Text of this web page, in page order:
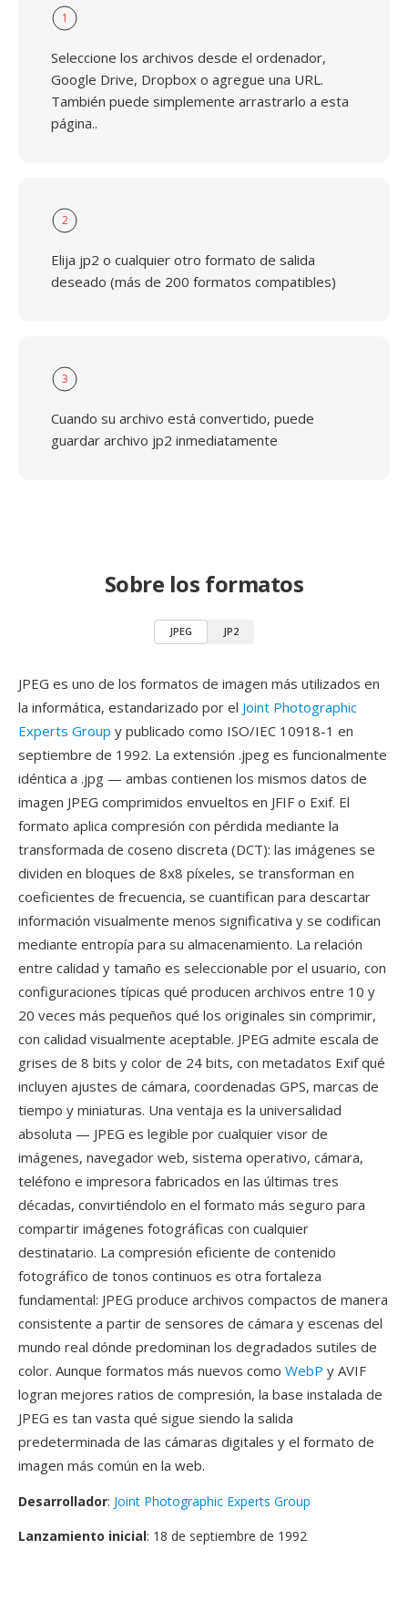
1
Seleccione los archivos desde el ordenador,
Google Drive, Dropbox o agregue una URL.
También puede simplemente arrastrarlo a esta
página..
2
Elija jp2 o cualquier otro formato de salida
deseado (más de 200 formatos compatibles)
3
Cuando su archivo está convertido, puede
guardar archivo jp2 inmediatamente
Sobre los formatos
JPEG JP2
JPEG es uno de los formatos de imagen más utilizados en
la informática, estandarizado por el Joint Photographic
Experts Group y publicado como ISO/IEC 10918-1 en
septiembre de 1992. La extensión .jpeg es funcionalmente
idéntica a .jpg — ambas contienen los mismos datos de
imagen JPEG comprimidos envueltos en JFIF o Exif. El
formato aplica compresión con pérdida mediante la
transformada de coseno discreta (DCT): las imágenes se
dividen en bloques de 8x8 píxeles, se transforman en
coeficientes de frecuencia, se cuantifican para descartar
información visualmente menos significativa y se codifican
mediante entropía para su almacenamiento. La relación
entre calidad y tamaño es seleccionable por el usuario, con
configuraciones típicas qué producen archivos entre 10 y
20 veces más pequeños qué los originales sin comprimir,
con calidad visualmente aceptable. JPEG admite escala de
grises de 8 bits y color de 24 bits, con metadatos Exif qué
incluyen ajustes de cámara, coordenadas GPS, marcas de
tiempo y miniaturas. Una ventaja es la universalidad
absoluta — JPEG es legible por cualquier visor de
imágenes, navegador web, sistema operativo, cámara,
teléfono e impresora fabricados en las últimas tres
décadas, convirtiéndolo en el formato más seguro para
compartir imágenes fotográficas con cualquier
destinatario. La compresión eficiente de contenido
fotográfico de tonos continuos es otra fortaleza
fundamental: JPEG produce archivos compactos de manera
consistente a partir de sensores de cámara y escenas del
mundo real dónde predominan los degradados sutiles de
color. Aunque formatos más nuevos como WebP y AVIF
logran mejores ratios de compresión, la base instalada de
JPEG es tan vasta qué sigue siendo la salida
predeterminada de las cámaras digitales y el formato de
imagen más común en la web.
Desarrollador: Joint Photographic Experts Group
Lanzamiento inicial: 18 de septiembre de 1992